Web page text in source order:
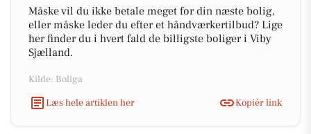
Måske vil du ikke betale meget for din næste bolig,
eller måske leder du efter et håndværkertilbud? Lige
her finder du i hvert fald de billigste boliger i Viby
Sjælland.
Kilde: Boliga
Læs hele artiklen her
Kopiér link